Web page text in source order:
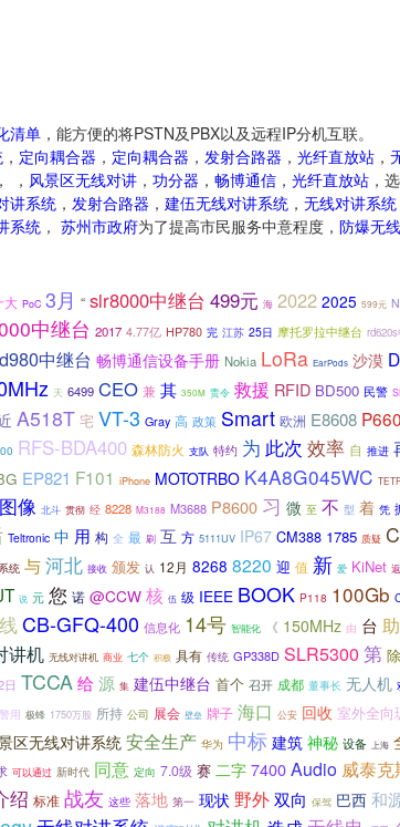
清单 ，能方便的将PSTN及PBX以及远程IP分机互联。
， 定向耦合器 ， 定向耦合器 ， 发射合路器 ， 光纤直放站 ，
， ， 风景区无线对讲 ， 功分器 ， 畅博通信 ， 光纤直放站 ，
讲系统 ， 发射合路器 ， 建伍无线对讲系统 ， 无线对讲系统
系统 ， 苏州市政府为了提高市民服务中意程度， 防爆无
大 PoC 3月 “ slr8000中继台 499元 海 2022 2025 599元
中继台 2017 4.77亿 HP780 完 江苏 25日 摩托罗拉中继台
中继台 畅博通信设备手册 Nokia LoRa EarPods 沙漠
天 6499 CEO 兼 其 350M 责令 救援 RFID BD500 民警
A518T 宅 VT-3 Gray 高 政策 Smart 欧洲 E8608
RFS-BDA400 森林防火 支队 特约 为 此次 效率 自 推进
EP821 F101 iPhone MOTOTRBO K4A8G045WC
图像 北斗 贯彻 经 8228 M3188 M3688 P8600 习 微 至 不 型 着 凭
Teltronic 中 用 构 全 最 刷 互 方 5111UV IP67 CM388 1785 质疑
统 与河北 接收 颁发 认 12月 8268 8220 迎 值 新 爱 KiNet 返
说 元 您 诺 @CCW 核 伍 级 IEEE BOOK P118 100Gb
CB-GFQ-400 信息化 14号 智能化 《 150MHz 由 台 助
讲机 无线对讲机 商业 七个 积极 具有 传统 GP338D SLR5300第 除
日 TCCA给源 集 建伍中继台 首个 召开 成都 董事长 无人机
警用 极蜂 1750万股 所持 公司 展会 壁垒 牌子 海口 公安 回收 室外全向
区无线对讲系统安全生产 华为 中标 建筑 神秘 设备 上海
可以通过 新时代 同意 定向 7.0级 赛 二字 7400Audio 威泰克
绍 标准 战友 这些 落地 第一 现状 野外双向 保驾 巴西 和